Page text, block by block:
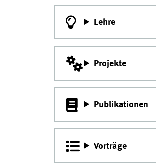
Lehre
Projekte
Publikationen
Vorträge